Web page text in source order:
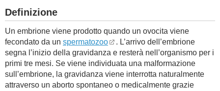
CAPELLI
SESSO
Definizione
Un embrione viene prodotto quando un ovocita viene
fecondato da un spermatozoo
. L’arrivo dell’embrione
segna l’inizio della gravidanza e resterà nell’organismo per i
primi tre mesi. Se viene individuata una malformazione
sull’embrione, la gravidanza viene interrotta naturalmente
attraverso un aborto spontaneo o medicalmente grazie